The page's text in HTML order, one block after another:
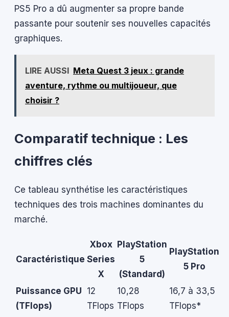
PS5 Pro a dû augmenter sa propre bande
passante pour soutenir ses nouvelles capacités
graphiques.
LIRE AUSSI Meta Quest 3 jeux : grande
aventure, rythme ou multijoueur, que
choisir ?
Comparatif technique : Les
chiffres clés
Ce tableau synthétise les caractéristiques
techniques des trois machines dominantes du
marché.
Caractéristique
Xbox
Series
X
PlayStation
5
(Standard)
PlayStation
5 Pro
Puissance GPU
(TFlops)
12
TFlops
10,28
TFlops
16,7 à 33,5
TFlops*